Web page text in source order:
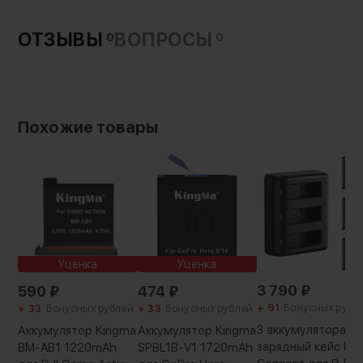
DJI Osmo Action
Вес с упаковкой:
ОТЗЫВЫ 0ВОПРОСЫ 0
Похожие товары
Уценка
590 ₽
+ 33 Бонусных рублей
Аккумулятор Kingma
BM-AB1 1220mAh
Уценка
474 ₽
+ 33 Бонусных рублей
Аккумулятор Kingma
SPBL1B-V1 1720mAh
3 790 ₽
+ 91 Бонусных
3 аккумулятора +
зарядный кейс